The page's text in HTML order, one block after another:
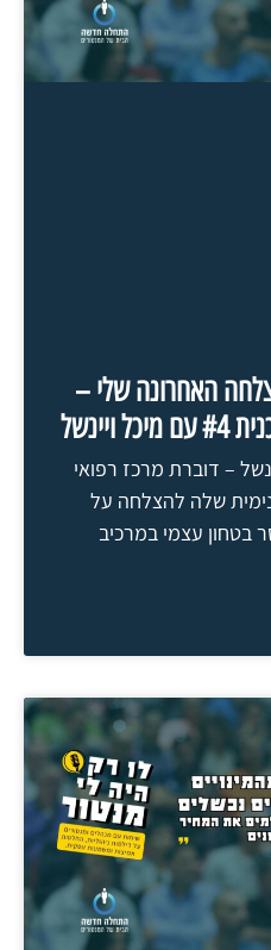
האחרונה שלי –
– דוברת מרכז רפואי
שלה להצלחה על
בטחון עצמי במרכיב